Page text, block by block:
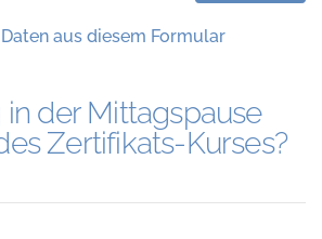
aus diesem Formular
der Mittagspause
Zertifikats-Kurses?